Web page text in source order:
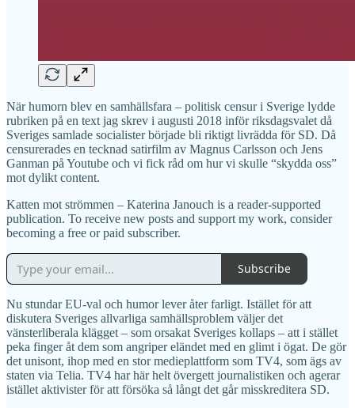
När humorn blev en samhällsfara – politisk censur i Sverige lydde
rubriken på en text jag skrev i augusti 2018 inför riksdagsvalet då
Sveriges samlade socialister började bli riktigt livrädda för SD. Då
censurerades en tecknad satirfilm av Magnus Carlsson och Jens
Ganman på Youtube och vi fick råd om hur vi skulle “skydda oss”
mot dylikt content.
Katten mot strömmen – Katerina Janouch is a reader-supported
publication. To receive new posts and support my work, consider
becoming a free or paid subscriber.
Subscribe
Nu stundar EU-val och humor lever åter farligt. Istället för att
diskutera Sveriges allvarliga samhällsproblem väljer det
vänsterliberala klägget – som orsakat Sveriges kollaps – att i stället
peka finger åt dem som angriper eländet med en glimt i ögat. De gör
det unisont, ihop med en stor medieplattform som TV4, som ägs av
staten via Telia. TV4 har här helt övergett journalistiken och agerar
istället aktivister för att försöka så långt det går misskreditera SD.